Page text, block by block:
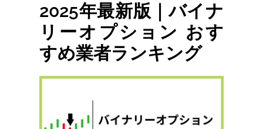
2025年最新版｜バイナ
リーオプション おす
すめ業者ランキング